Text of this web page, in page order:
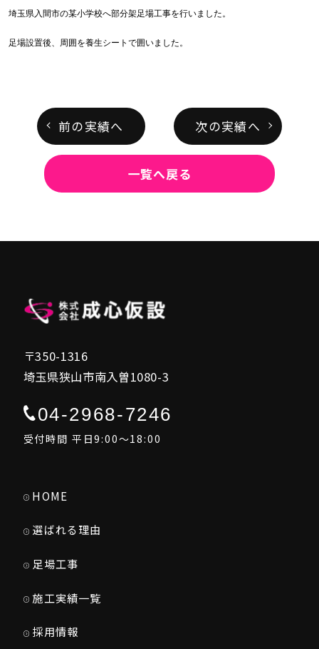
埼玉県入間市の某小学校へ部分架足場工事を行いました。
足場設置後、周囲を養生シートで囲いました。
前の実績へ 次の実績へ
一覧へ戻る
〒350-1316
埼玉県狭山市南入曽1080-3
04-2968-7246
受付時間 平日9:00～18:00
HOME
選ばれる理由
足場工事
施工実績一覧
採用情報